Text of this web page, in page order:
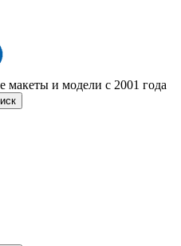
макеты и модели с 2001 года